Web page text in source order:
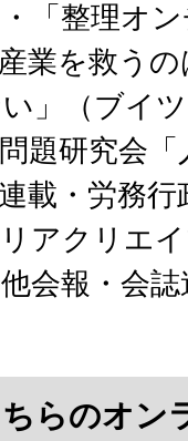
「整理オ
業を救う
」（ブイ
題研究会
載・労務
アクリエ
会報・会
らのオン